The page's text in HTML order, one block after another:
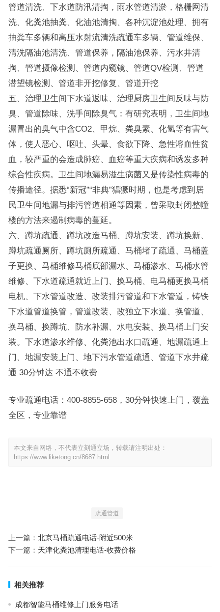
管道清洗、下水道防汛清掏，雨水管道清淤，格栅网清
洗、化粪池抽粪、化油池清掏、各种沉淀池处理、拥有
抽粪车多辆和高压水射流清洗疏通车多辆、管道维保、
清洗隔油池清洗、管道保养，隔油池保养、污水井清
掏、管道摄像检测、管道内窥镜、管道QV检测、管道
潜望镜检测、管道非开挖修复、管道开挖
五、治理卫生间下水道返味、治理厨房卫生间反味与防
臭、管道除味、洗手间除臭气：有研究表明，卫生间地
漏冒出的臭气中含CO2、甲烷、粪臭素、化氢等有害气
体，使人恶心、呕吐、头晕、食欲下降、急性溶血性贫
血，较严重的会造成肺癌、血癌等重大疾病和诱发多种
综合性疾病。卫生间地漏易滋生病菌又是传染性病毒的
传播途径。据悉“新冠”“非典”猖獗时期，也是考虑到居
民卫生间地漏与排污管道相通等因素，曾采取封闭整幢
楼的方法来遏制病毒的蔓延。
六、蹲坑疏通、蹲坑改造马桶、蹲坑安装、蹲坑换新、
蹲坑疏通厕所、蹲坑厕所疏通、马桶堵了疏通、马桶盖
子更换、马桶维修马桶底部漏水、马桶渗水、马桶水管
维修、下水道疏通就近上门、换马桶、电马桶更换马桶
电机、下水管道改造、改装排污管道和下水管道，铸铁
下水道管道换管，管道改装、改独立下水道、换管道、
换马桶、换蹲坑、防水补漏、水电安装、换马桶上门安
装。下水道渗水维修、化粪池出水口疏通、地漏疏通上
门、地漏安装上门、地下污水管道疏通、管道下水井疏
通 30分钟达 不通不收费
专业疏通电话：400-8855-658，30分钟快速上门，覆盖
全区，专业靠谱
本文来自网络，不代表立刻通立场，转载请注明出处：
https://www.liketong.cn/8687.html
疏通管道
上一篇： 北京马桶疏通电话-附近500米
下一篇： 天津化粪池清理电话-收费价格
相关推荐
成都智能马桶维修上门服务电话